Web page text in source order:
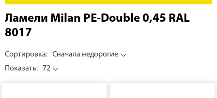
Ламели Milan PE-Double 0,45 RAL
8017
Сортировка:
Сначала недорогие
Показать:
72